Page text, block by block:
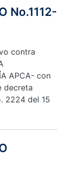
No.1112-
contra
APCA- con
decreta
2224 del 15